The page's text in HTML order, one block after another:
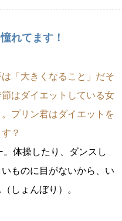
れてます！
「大きくなること」だそ
はダイエットしている女
プリン君はダイエットを
？
。体操したり、ダンスし
ものに目がないから、い
しょんぼり）。